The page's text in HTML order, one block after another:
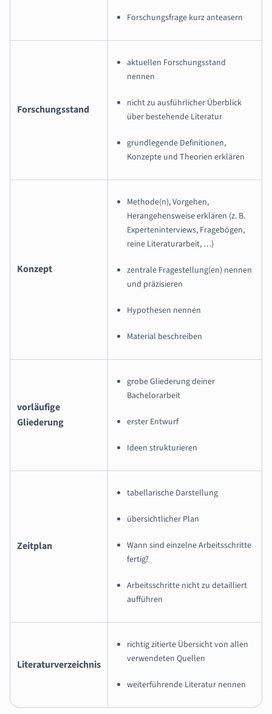
Forschungsfrage kurz anteasern
Forschungsstand
aktuellen Forschungsstand
nennen
nicht zu ausführlicher Überblick
über bestehende Literatur
grundlegende Definitionen,
Konzepte und Theorien erklären
Konzept
Methode(n), Vorgehen,
Herangehensweise erklären (z. B.
Experteninterviews, Fragebögen,
reine Literaturarbeit, …)
zentrale Fragestellung(en) nennen
und präzisieren
Hypothesen nennen
Material beschreiben
vorläufige
Gliederung
grobe Gliederung deiner
Bachelorarbeit
erster Entwurf
Ideen strukturieren
Zeitplan
tabellarische Darstellung
übersichtlicher Plan
Wann sind einzelne Arbeitsschritte
fertig?
Arbeitsschritte nicht zu detailliert
aufführen
Literaturverzeichnis
richtig zitierte Übersicht von allen
verwendeten Quellen
weiterführende Literatur nennen